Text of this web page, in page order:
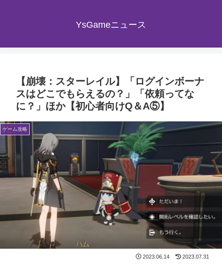
YsGameニュース
【崩壊：スターレイル】「ログインボーナ
スはどこでもらえるの？」「依頼ってな
に？」ほか【初心者向けQ＆A⑤】
ゲーム攻略
2023.06.14 2023.07.31